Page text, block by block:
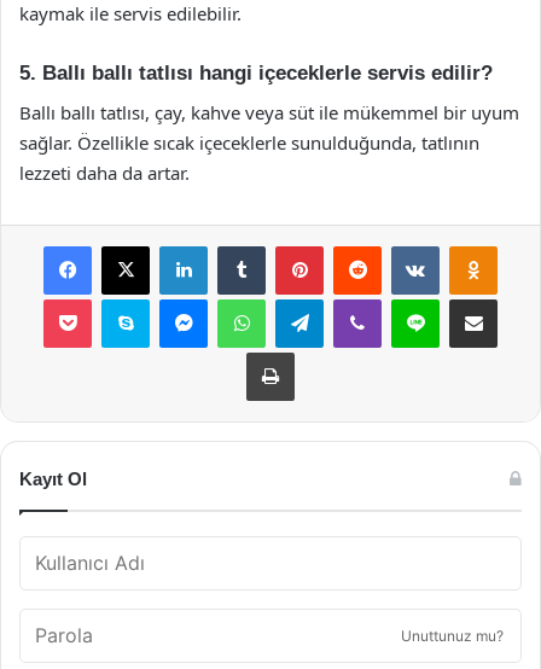
kaymak ile servis edilebilir.
5. Ballı ballı tatlısı hangi içeceklerle servis edilir?
Ballı ballı tatlısı, çay, kahve veya süt ile mükemmel bir uyum
sağlar. Özellikle sıcak içeceklerle sunulduğunda, tatlının
lezzeti daha da artar.
Facebook
X LinkedInTumblr PinterestReddit VKontakte
Pocket Skype MessengerWhatsAppTelegramViber Line E-Posta ile
Yazdır
Kayıt Ol
Unuttunuz mu?